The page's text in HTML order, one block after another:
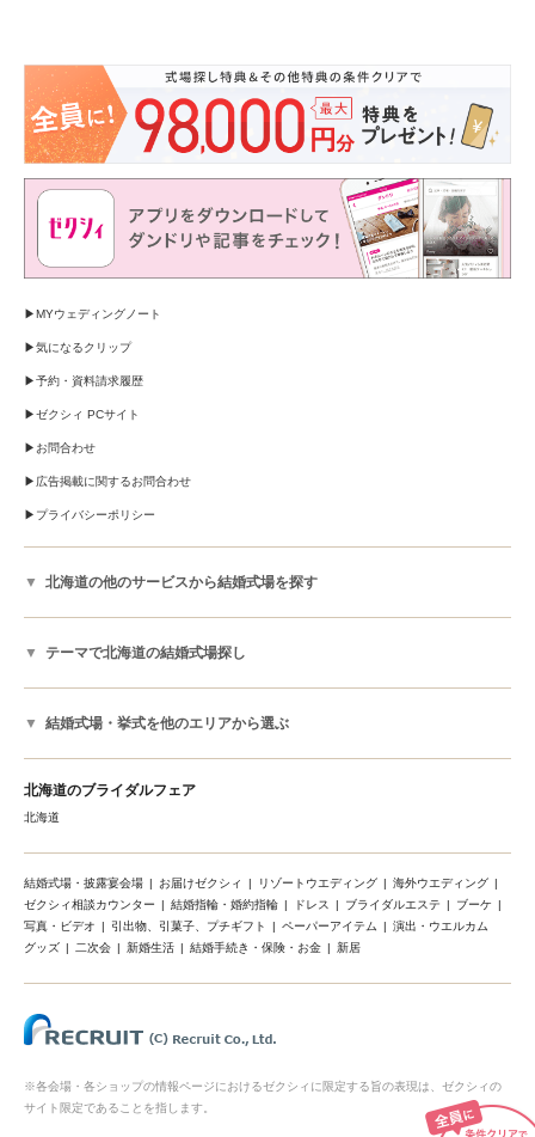
MYウェディングノート
気になるクリップ
予約・資料請求履歴
ゼクシィ PCサイト
お問合わせ
広告掲載に関するお問合わせ
プライバシーポリシー
北海道の他のサービスから結婚式場を探す
テーマで北海道の結婚式場探し
結婚式場・挙式を他のエリアから選ぶ
北海道のブライダルフェア
北海道
結婚式場・披露宴会場 お届けゼクシィ リゾートウエディング
海外ウエディング
ゼクシィ相談カウンター
結婚指輪・婚約指輪 ドレス ブライダルエステ
ブーケ
写真・ビデオ
引出物、引菓子、プチギフト ペーパーアイテム
演出・ウエルカム
グッズ
二次会 新婚生活 結婚手続き・保険・お金 新居
※各会場・各ショップの情報ページにおけるゼクシィに限定する旨の表現は、ゼクシィの
サイト限定であることを指します。